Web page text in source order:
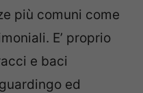
più comuni come
E’ proprio
e baci
ed